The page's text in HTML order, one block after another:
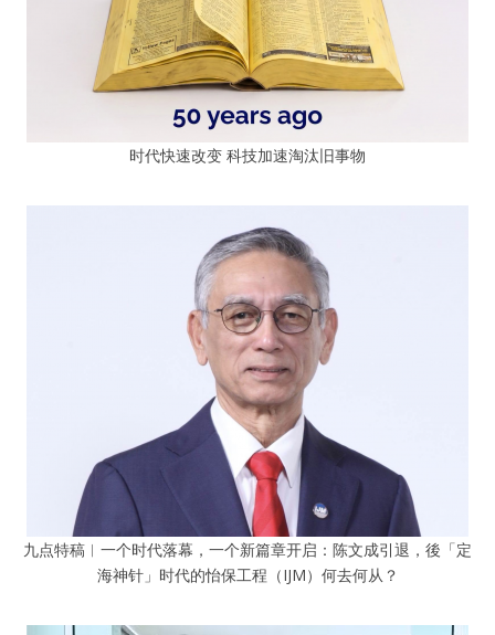
时代快速改变 科技加速淘汰旧事物
九点特稿︱一个时代落幕，一个新篇章开启：陈文成引退，後「定
海神针」时代的怡保工程（IJM）何去何从？